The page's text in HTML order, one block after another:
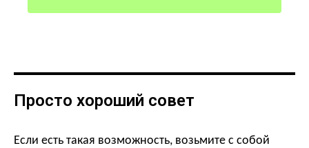
Просто хороший совет
Если есть такая возможность, возьмите с собой